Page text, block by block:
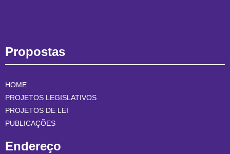
Propostas
HOME
PROJETOS LEGISLATIVOS
PROJETOS DE LEI
PUBLICAÇÕES
Endereço